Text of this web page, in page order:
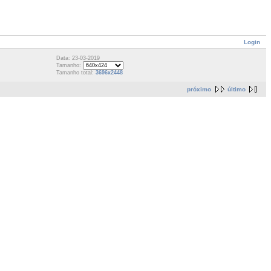
Login
Data: 23-03-2019
Tamanho:
Tamanho total: 3696x2448
próximo último